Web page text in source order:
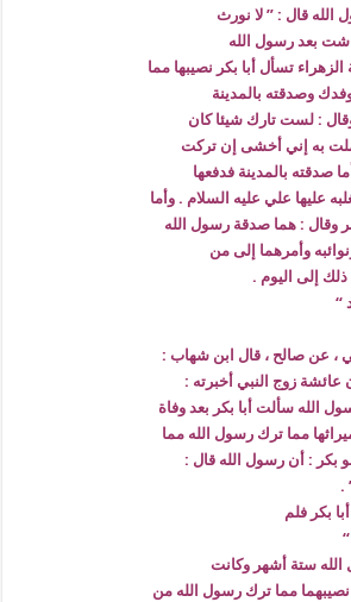
الله قال : ” لا نورث
بعد رسول الله
تسأل أبا بكر نصيبها مما
وصدقته بالمدينة
: لست تارك شيئا كان
به إني أخشى إن تركت
صدقته بالمدينة فدفعها
عليها علي عليه السلام . وأما
وقال : هما صدقة رسول الله
وأمرهما إلى من
إلى اليوم .
“
، عن صالح ، قال ابن شهاب :
عائشة زوج النبي أخبرته :
الله سألت أبا بكر بعد وفاة
مما ترك رسول الله مما
بكر : أن رسول الله قال :
.
بكر فلم
ستة أشهر وكانت
مما ترك رسول الله من